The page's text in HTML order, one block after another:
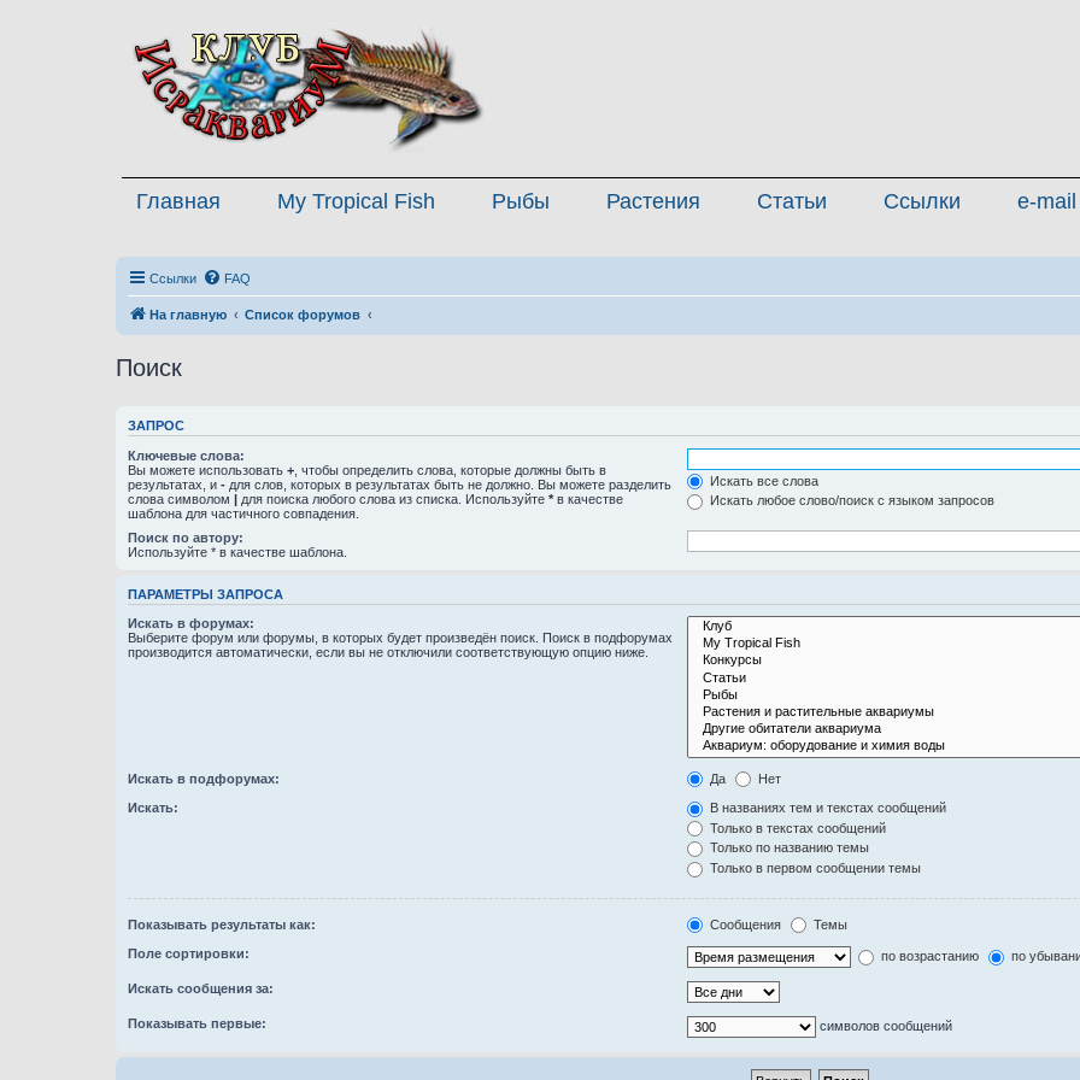
Главная My Tropical Fish Рыбы Растения Статьи Ссылки e-mail
Ссылки FAQ
На главную Список форумов
Поиск
ЗАПРОС
Ключевые слова:
Вы можете использовать + , чтобы определить слова, которые должны быть в
результатах, и - для слов, которых в результатах быть не должно. Вы можете разделить
слова символом | для поиска любого слова из списка. Используйте * в качестве
шаблона для частичного совпадения.
Искать все слова
Искать любое слово/поиск с языком запросов
Поиск по автору:
Используйте * в качестве шаблона.
ПАРАМЕТРЫ ЗАПРОСА
Искать в форумах:
Выберите форум или форумы, в которых будет произведён поиск. Поиск в подфорумах
производится автоматически, если вы не отключили соответствующую опцию ниже.
Искать в подфорумах: Да Нет
Искать:
В названиях тем и текстах сообщений
Только в текстах сообщений
Только по названию темы
Только в первом сообщении темы
Показывать результаты как: Сообщения Темы
Поле сортировки: по возрастанию по
Искать сообщения за:
Показывать первые: символов сообщений